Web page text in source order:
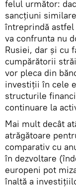
felul următor:
sancțiuni
întreprindă
va confrunta nu
Rusiei, dar și cu
cumpărătorii
vor pleca din
investiții în cele
structurile
continuare la
Mai mult decât
atrăgătoare
comparativ cu
în dezvoltare
europeni pot
înaltă a